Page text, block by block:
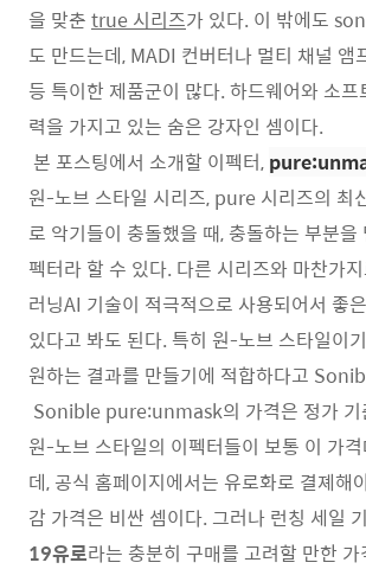
을 맞춘 true 시리즈가 있다. 이 밖에도
도 만드는데, MADI 컨버터나 멀티 채널 앰
등 특이한 제품군이 많다. 하드웨어와 소
력을 가지고 있는 숨은 강자인 셈이다.
본 포스팅에서 소개할 이펙터,
원-노브 스타일 시리즈, pure 시리즈의 최
로 악기들이 충돌했을 때, 충돌하는 부분을
펙터라 할 수 있다. 다른 시리즈와 마찬가
러닝AI 기술이 적극적으로 사용되어서 좋
있다고 봐도 된다. 특히 원-노브 스타일이
원하는 결과를 만들기에 적합하다고
Sonible pure:unmask의 가격은 정가 기
원-노브 스타일의 이펙터들이 보통 이 가
데, 공식 홈페이지에서는 유로화로 결졔해
감 가격은 비싼 셈이다. 그러나 런칭 세일
19유로라는 충분히 구매를 고려할 만한